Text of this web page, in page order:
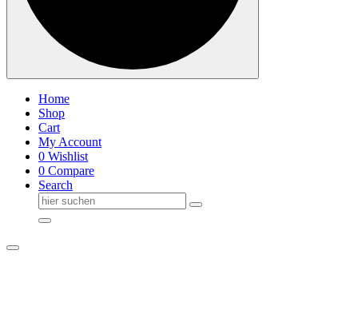
Home
Shop
Cart
My Account
0 Wishlist
0 Compare
Search
Suche
nach: